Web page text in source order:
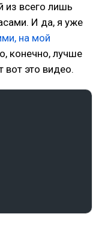
из всего лишь
И да, я уже
на мой
конечно, лучше
вот это видео.